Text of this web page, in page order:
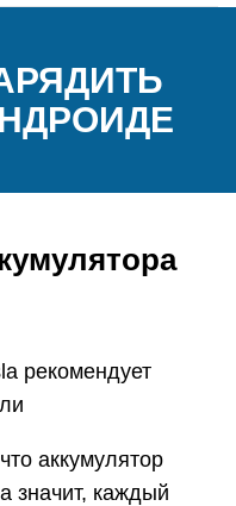
рекомендует
аккумулятор
значит, каждый